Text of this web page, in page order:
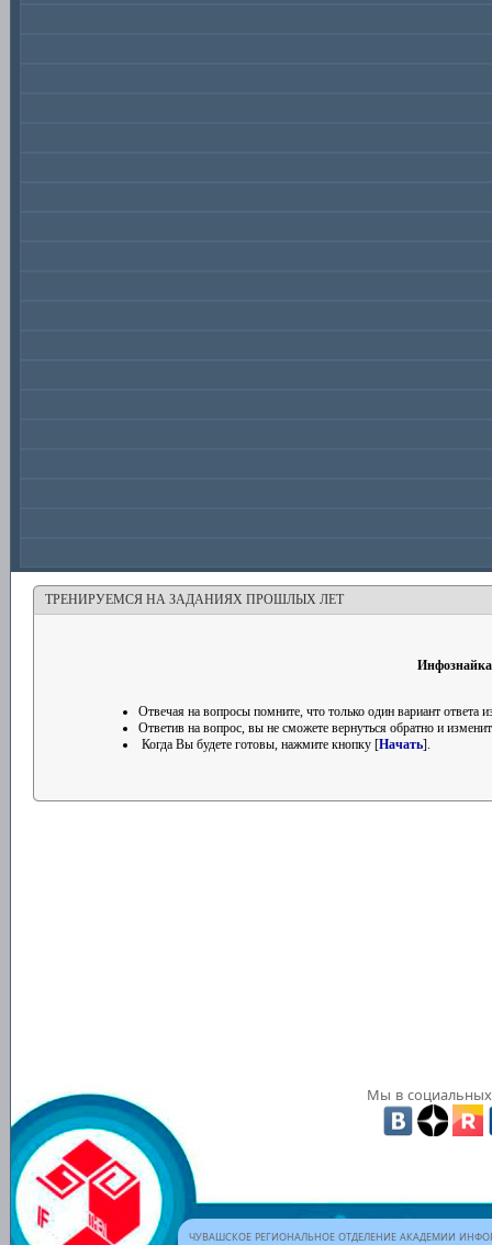
ТРЕНИРУЕМСЯ НА ЗАДАНИЯХ ПРОШЛЫХ ЛЕТ
Отвечая на вопросы помните, что только один вариант ответа
Ответив на вопрос, вы не сможете вернуться обратно и
Когда Вы будете готовы, нажмите кнопку [Начать].
Мы в социальных
ЧУВАШСКОЕ РЕГИОНАЛЬНОЕ ОТДЕЛЕНИЕ АКАДЕМИИ